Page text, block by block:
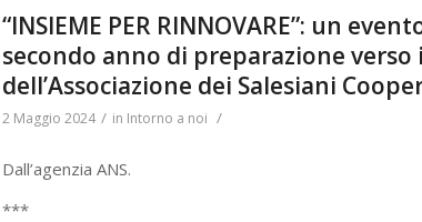
“INSIEME PER RINNOVARE”: un
secondo anno di preparazione verso
dell’Associazione dei Salesiani
2 Maggio 2024 / in Intorno a noi /
Dall’agenzia ANS.
***